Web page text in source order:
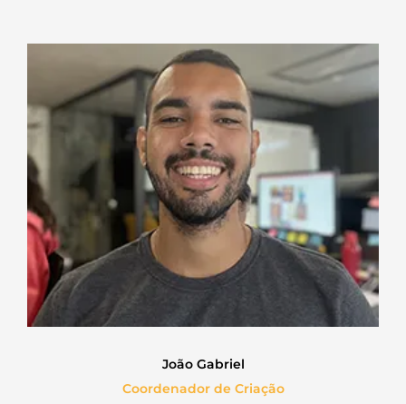
João Gabriel
Coordenador de Criação